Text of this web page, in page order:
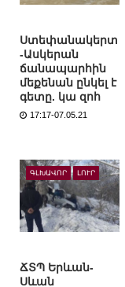
Ստեփանակերտ
-Ասկերան
ճանապարհին
մեքենան ընկել է
գետը. կա զոհ
17:17-07.05.21
ԳԼԽԱՎՈՐ ԼՈՒՐ
ՃՏՊ Երևան-
Սևան